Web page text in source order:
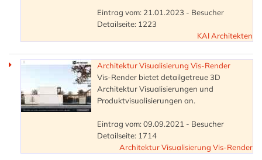
Eintrag vom: 21.01.2023 - Besucher
Detailseite: 1223
KAI Architekten
Architektur Visualisierung Vis-Render
Vis-Render bietet detailgetreue 3D
Architektur Visualisierungen und
Produktvisualisierungen an.
Eintrag vom: 09.09.2021 - Besucher
Detailseite: 1714
Architektur Visualisierung Vis-Render